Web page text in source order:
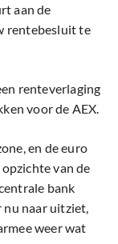
aan de
rentebesluit te
renteverlaging
voor de AEX.
en de euro
van de
bank
nu naar uitziet,
weer wat